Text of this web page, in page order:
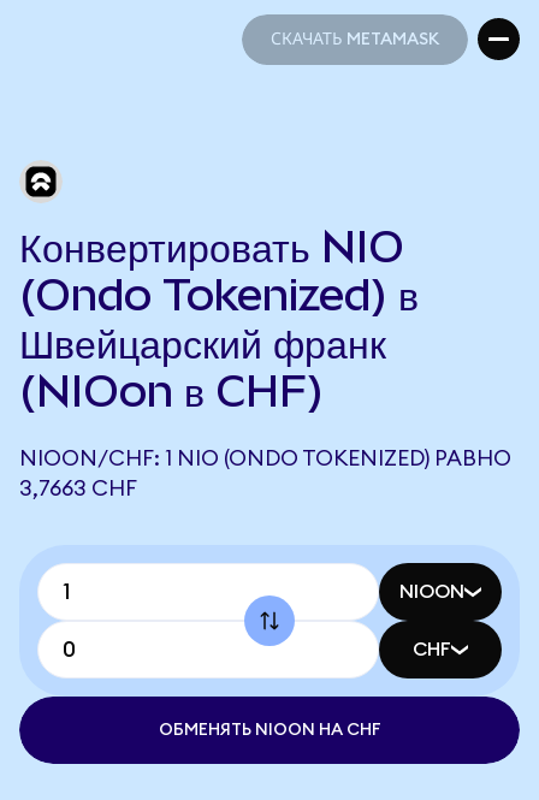
СКАЧАТЬ METAMASK
Конвертировать NIO
(Ondo Tokenized) в
Швейцарский франк
(NIOon в CHF)
NIOON/CHF: 1 NIO (ONDO TOKENIZED) РАВНО
3,7663 CHF
NIOON
CHF
ОБМЕНЯТЬ NIOON НА CHF